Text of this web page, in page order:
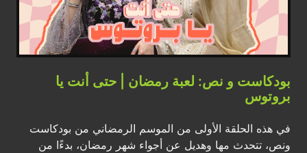
بودكاست و نص: لعبة رمضان | حتى أنت يا
بروتوس
في هذه الحلقة الأولى من الموسم الرمضاني من بودكاست
ونص، تتحدث مها وهديل عن أجواء شهر رمضان، بدءًا من